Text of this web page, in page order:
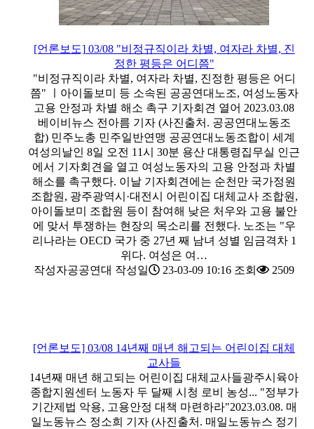
[언론보도] 03/08 "비정규직이라 차별, 여자라 차별, 진
정한 평등은 어디쯤"
"비정규직이라 차별, 여자라 차별, 진정한 평등은 어디
쯤" ㅣ아이돌보미 등 소속된 공공연대노조, 여성노동자
고용 안정과 차별 해소 촉구 기자회견 열어 2023.03.08
베이비뉴스 전아름 기자 (사진출처. 공공연대노동조
합) 민주노총 민주일반연맹 공공연대노동조합이 세계
여성의날인 8일 오전 11시 30분 용산 대통령집무실 인근
에서 기자회견을 열고 여성노동자의 고용 안정과 차별
해소를 촉구했다. 이날 기자회견에는 순천만 국가정원
조합원, 광주광역시·대전시 어린이집 대체교사 조합원,
아이돌보미 조합원 등이 참여해 낮은 처우와 고용 불안
에 맞서 투쟁하는 현장의 목소리를 전했다. 노조는 "우
리나라는 OECD 국가 중 27년 째 남녀 성별 임금격차 1
위다. 여성은 여…
작성자공공연대 작성일 23-03-09 10:16 조회 2509
[언론보도] 03/08 14년째 매년 해고되는 어린이집 대체
교사들
14년째 매년 해고되는 어린이집 대체교사들광주시육아
종합지원센터 노동자 두 달째 시청 로비 농성... "정부가
기간제법 악용, 고용안정 대책 마련하라"2023.03.08. 매
일노동뉴스 정소희 기자 (사진출처. 매일노동뉴스 정기